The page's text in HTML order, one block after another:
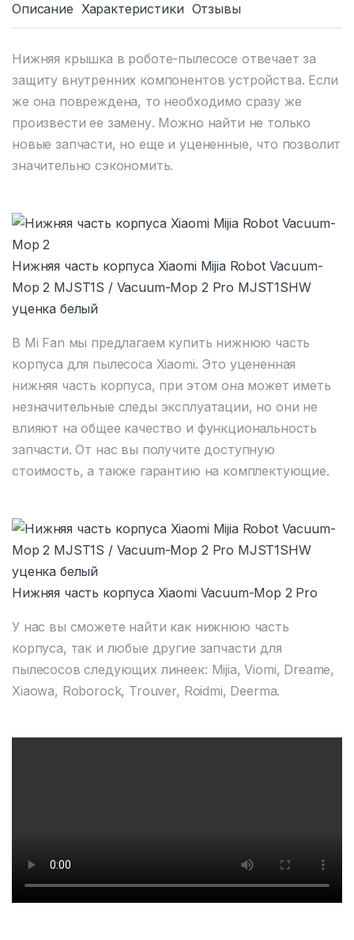
Описание Характеристики Отзывы
Нижняя крышка в роботе-пылесосе отвечает за
защиту внутренних компонентов устройства. Если
же она повреждена, то необходимо сразу же
произвести ее замену. Можно найти не только
новые запчасти, но еще и уцененные, что позволит
значительно сэкономить.
Нижняя часть корпуса Xiaomi Mijia Robot Vacuum-
Mop 2 MJST1S / Vacuum-Mop 2 Pro MJST1SHW
уценка белый
В Mi Fan мы предлагаем купить нижнюю часть
корпуса для пылесоса Xiaomi. Это уцененная
нижняя часть корпуса, при этом она может иметь
незначительные следы эксплуатации, но они не
влияют на общее качество и функциональность
запчасти. От нас вы получите доступную
стоимость, а также гарантию на комплектующие.
Нижняя часть корпуса Xiaomi Vacuum-Mop 2 Pro
У нас вы сможете найти как нижнюю часть
корпуса, так и любые другие запчасти для
пылесосов следующих линеек: Mijia, Viomi, Dreame,
Xiaowa, Roborock, Trouver, Roidmi, Deerma.